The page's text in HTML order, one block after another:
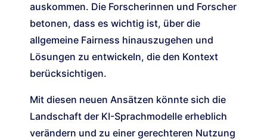
auskommen. Die Forscherinnen und Forscher
betonen, dass es wichtig ist, über die
allgemeine Fairness hinauszugehen und
Lösungen zu entwickeln, die den Kontext
berücksichtigen.
Mit diesen neuen Ansätzen könnte sich die
Landschaft der KI-Sprachmodelle erheblich
verändern und zu einer gerechteren Nutzung